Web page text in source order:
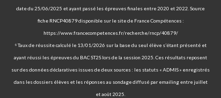
date du 25/06/2025 et ayant passé les épreuves finales entre 2020 et 2022. Source
fiche RNCP40879 disponible sur le site de France Compétences :
https://www.francecompetences.fr/recherche/rncp/40879/
⁶ Taux de réussite calculé le 13/01/2026 sur la base du seul élève s’étant présenté et
ayant réussi les épreuves du BAC ST2S lors de la session 2025. Ces résultats reposent
sur des données déclaratives issues de deux sources : les statuts « ADMIS » enregistrés
dans les dossiers élèves et les réponses au sondage diffusé par emailing entre juillet
et août 2025.